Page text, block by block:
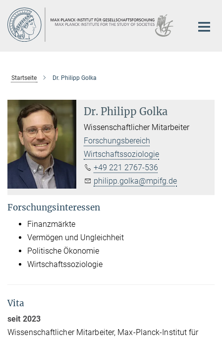
Hauptinhalt
Startseite Dr. Philipp Golka
Dr. Philipp Golka
Wissenschaftlicher Mitarbeiter
Forschungsbereich
Wirtschaftssoziologie
+49 221 2767-536
philipp.golka@mpifg.de
Forschungsinteressen
Finanzmärkte
Vermögen und Ungleichheit
Politische Ökonomie
Wirtschaftssoziologie
Vita
seit 2023
Wissenschaftlicher Mitarbeiter, Max-Planck-Institut für